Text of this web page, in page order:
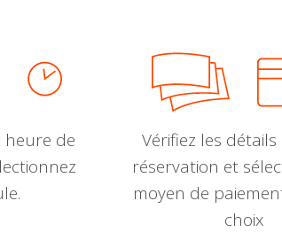
heure de
Vérifiez les
réservation et
moyen de
choix